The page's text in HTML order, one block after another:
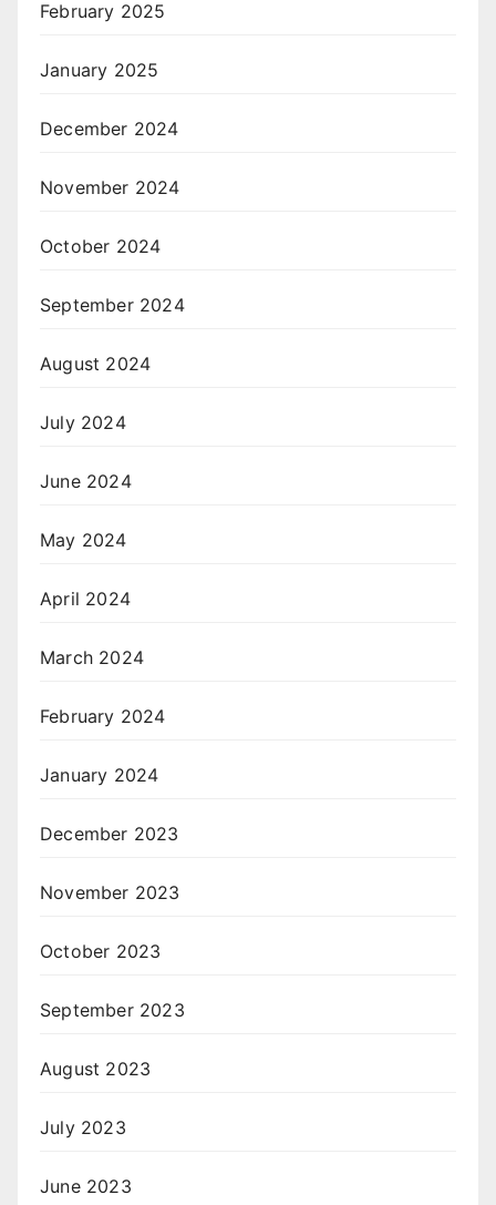
February 2025
January 2025
December 2024
November 2024
October 2024
September 2024
August 2024
July 2024
June 2024
May 2024
April 2024
March 2024
February 2024
January 2024
December 2023
November 2023
October 2023
September 2023
August 2023
July 2023
June 2023